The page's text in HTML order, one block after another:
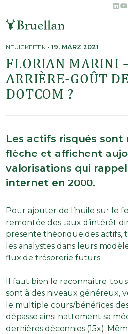
to
content
NEUIGKEITEN - 19. MÄRZ 2021
FLORIAN MARINI
ARRIÈRE-GOÛT
DOTCOM ?
Les actifs risqués sont
flèche et affichent
valorisations qui
internet en 2000.
Pour ajouter de l’huile sur le
remontée des taux d’intérêt
présente théorique des actifs,
les analystes dans leurs
flux de trésorerie futurs.
Il faut bien le reconnaître:
sont à des niveaux généreux,
le multiple cours/bénéfices
dépasse ainsi nettement sa
dernières décennies (15x).